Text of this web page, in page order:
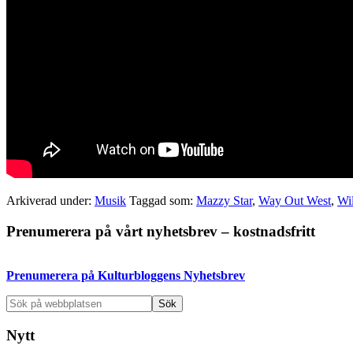
Arkiverad under: Musik Taggad som: Mazzy Star, Way Out West,
Primärt
Prenumerera på vårt nyhetsbrev – kostnadsfritt
Prenumerera på Kulturbloggens Nyhetsbrev
Sök
på
webbplatsen
Nytt